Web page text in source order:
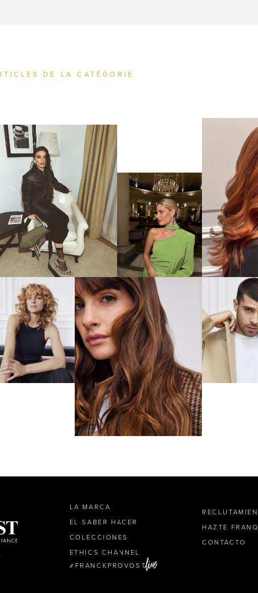
DE LA CATÉGORIE
LA MARCA
EL SABER HACER
COLECCIONES
ETHICS CHANNEL
FRANCKPROVOST
HAZTE
CONTACTO